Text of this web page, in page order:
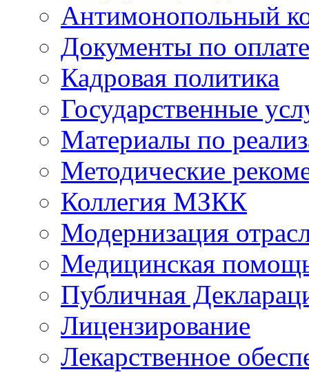
Антимонопольный
Документы по
Кадровая политика
Государственные
Материалы по
Методические
Коллегия МЗКК
Модернизация
Медицинская
Публичная
Лицензирование
Лекарственное